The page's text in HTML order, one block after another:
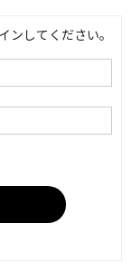
ンしてください。